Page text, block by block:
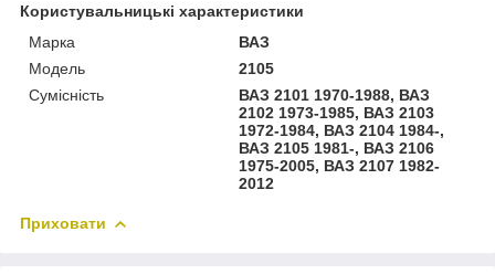
Користувальницькі характеристики
Марка
ВАЗ
Модель
2105
Сумісність
ВАЗ 2101 1970-1988, ВАЗ
2102 1973-1985, ВАЗ 2103
1972-1984, ВАЗ 2104 1984-,
ВАЗ 2105 1981-, ВАЗ 2106
1975-2005, ВАЗ 2107 1982-
2012
Приховати